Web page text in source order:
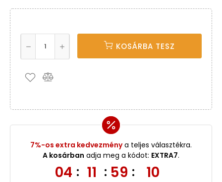
KOSÁRBA TESZ
7%-os extra kedvezménya teljes választékra.
A kosárban adja meg a kódot: EXTRA7.
04 : 11 : 59 : 09